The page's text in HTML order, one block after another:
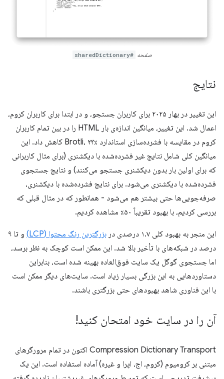
صفحه #sharedDictionary
نتایج
این تغییر در بهار ۲۰۲۵ برای کاربران جستجو، و در ابتدا برای کاربران کروم،
اعمال شد. این تغییر، میانگین اندازه‌ی بار HTML را در بین تمام کاربران
کروم در مقایسه با فشرده‌سازی استاندارد Brotli، ۲۳٪ کاهش داد. این
میانگین کلی شامل نتایج غیر فشرده‌شده با دیکشنری (برای مثال کاربرانی
که برای اولین بار بدون دیکشنری جستجو می‌کنند) و نتایج جستجوی
فشرده‌شده با دیکشنری می‌شود. برای نتایج فشرده‌شده با دیکشنری،
صرفه‌جویی‌ها حتی بیشتر هم می‌شود - همانطور که در مثال قبلی که
بررسی کردیم، با بهبود تقریباً ۵۰٪ مشاهده کردیم.
این منجر به بهبود کلی ۱.۷ درصدی در بزرگترین رنگ محتوا (LCP)
و تا ۹
درصد در شبکه‌های با تأخیر بالا شد. این ممکن است کوچک به نظر برسد،
اما جستجوی گوگل یک سایت فوق‌العاده بهینه شده است، بنابراین
دستاوردهایی به این بزرگی بسیار زیاد است. سایت‌های دیگر ممکن است
با این فناوری شاهد بهبودهای حتی بزرگتری باشند.
آن را در سایت خود امتحان کنید!
Compression Dictionary Transport اکنون در تمام مرورگرهای
مبتنی بر کرومیوم (کروم، اج، اپرا و غیره) آماده استفاده است. این یک